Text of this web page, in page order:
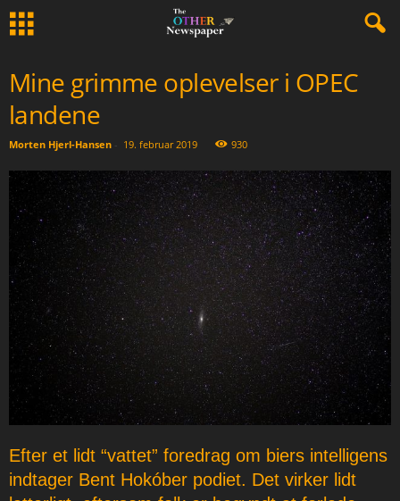
Mine grimme oplevelser i OPEC
landene
Morten Hjerl-Hansen - 19. februar 2019 930
Efter et lidt “vattet” foredrag om biers intelligens
indtager Bent Hokóber podiet. Det virker lidt